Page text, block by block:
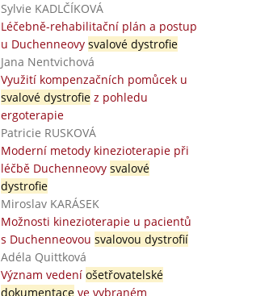
Sylvie KADLČÍKOVÁ
Léčebně-rehabilitační plán a postup
u Duchenneovy svalové dystrofie
Jana Nentvichová
Využití kompenzačních pomůcek u
svalové dystrofiez pohledu
ergoterapie
Patricie RUSKOVÁ
Moderní metody kinezioterapie při
léčbě Duchenneovy svalové
dystrofie
Miroslav KARÁSEK
Možnosti kinezioterapie u pacientů
s Duchenneovou svalovou dystrofií
Adéla Quittková
Význam vedení ošetřovatelské
dokumentaceve vybraném